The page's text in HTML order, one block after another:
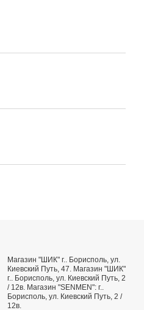
Магазин "ШИК" г.. Борисполь, ул.
Киевский Путь, 47. Магазин "ШИК"
г.. Борисполь, ул. Киевский Путь, 2
/ 12в. Магазин "SENMEN": г..
Борисполь, ул. Киевский Путь, 2 /
12в.